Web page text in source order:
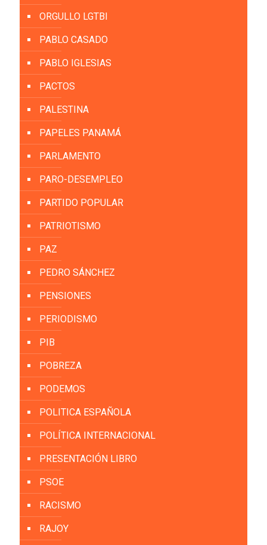
ORGULLO LGTBI
PABLO CASADO
PABLO IGLESIAS
PACTOS
PALESTINA
PAPELES PANAMÁ
PARLAMENTO
PARO-DESEMPLEO
PARTIDO POPULAR
PATRIOTISMO
PAZ
PEDRO SÁNCHEZ
PENSIONES
PERIODISMO
PIB
POBREZA
PODEMOS
POLITICA ESPAÑOLA
POLÍTICA INTERNACIONAL
PRESENTACIÓN LIBRO
PSOE
RACISMO
RAJOY